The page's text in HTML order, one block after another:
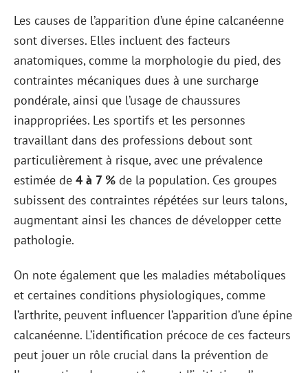
Les causes de l’apparition d’une épine calcanéenne
sont diverses. Elles incluent des facteurs
anatomiques, comme la morphologie du pied, des
contraintes mécaniques dues à une surcharge
pondérale, ainsi que l’usage de chaussures
inappropriées. Les sportifs et les personnes
travaillant dans des professions debout sont
particulièrement à risque, avec une prévalence
estimée de 4 à 7 % de la population. Ces groupes
subissent des contraintes répétées sur leurs talons,
augmentant ainsi les chances de développer cette
pathologie.
On note également que les maladies métaboliques
et certaines conditions physiologiques, comme
l’arthrite, peuvent influencer l’apparition d’une épine
calcanéenne. L’identification précoce de ces facteurs
peut jouer un rôle crucial dans la prévention de